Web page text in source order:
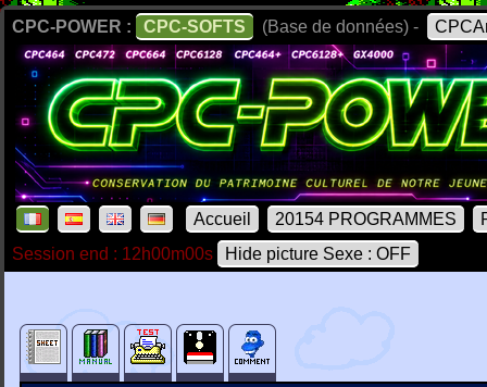
CPC-POWER : CPC-SOFTS (Base de données) -
Accueil 20154 PROGRAMMES
Session end : 12h00m00s
Hide picture Sexe : OFF